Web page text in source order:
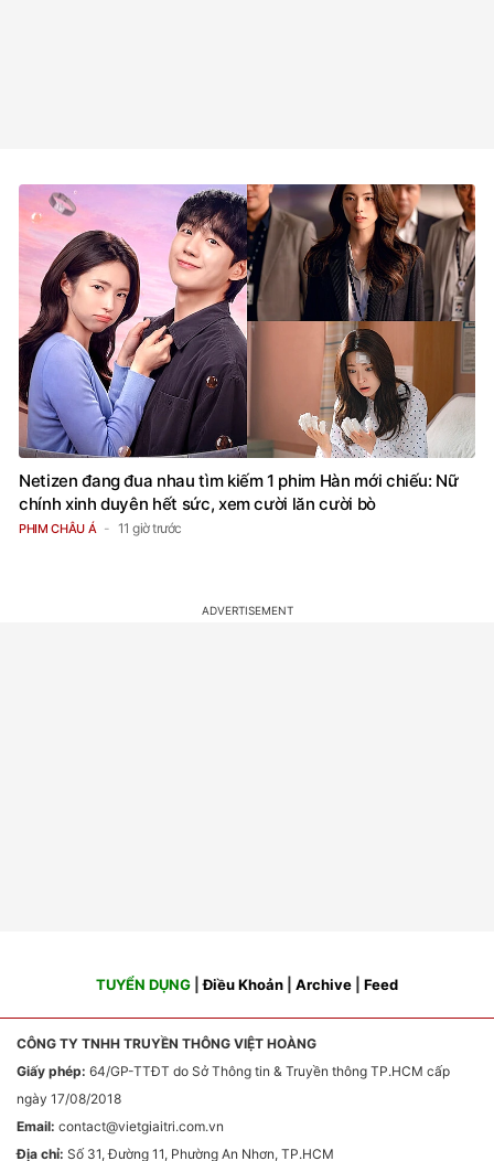
Netizen đang đua nhau tìm kiếm 1 phim Hàn mới chiếu: Nữ
chính xinh duyên hết sức, xem cười lăn cười bò
PHIM CHÂU Á 11 giờ trước
TUYỂN DỤNG |Điều Khoản Archive Feed
CÔNG TY TNHH TRUYỀN THÔNG VIỆT HOÀNG
Giấy phép: 64/GP-TTĐT do Sở Thông tin & Truyền thông TP.HCM cấp
ngày 17/08/2018
Email: contact@vietgiaitri.com.vn
Địa chỉ: Số 31, Đường 11, Phường An Nhơn, TP.HCM